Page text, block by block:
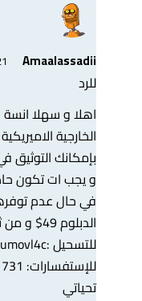
Amaalassadii
للرد
اهلا و سهلا
الخارجية
بإمكانك التوثيق
و يجب ات تكون
في حال عدم
الدبلوم 49$ و من ثم البكالوريوس
للتسحيل :
للإستفسارات: 201221481731+
تحياتي